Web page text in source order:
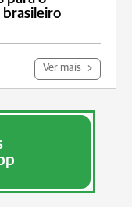
brasileiro
Ver mais